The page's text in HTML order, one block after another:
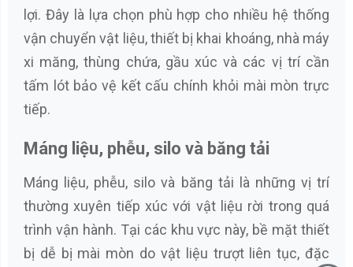
lợi. Đây là lựa chọn phù hợp cho nhiều hệ thống
vận chuyển vật liệu, thiết bị khai khoáng, nhà máy
xi măng, thùng chứa, gầu xúc và các vị trí cần
tấm lót bảo vệ kết cấu chính khỏi mài mòn trực
tiếp.
Máng liệu, phễu, silo và băng tải
Máng liệu, phễu, silo và băng tải là những vị trí
thường xuyên tiếp xúc với vật liệu rời trong quá
trình vận hành. Tại các khu vực này, bề mặt thiết
bị dễ bị mài mòn do vật liệu trượt liên tục, đặc